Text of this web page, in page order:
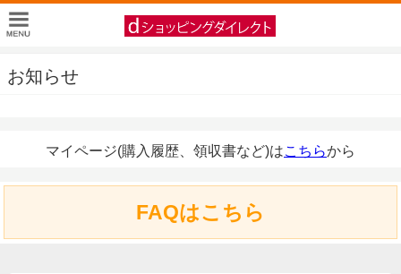
お知らせ
マイページ(購入履歴、領収書など)はこちらから
FAQはこちら